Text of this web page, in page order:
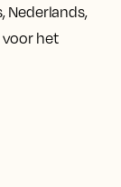
Nederlands,
voor het